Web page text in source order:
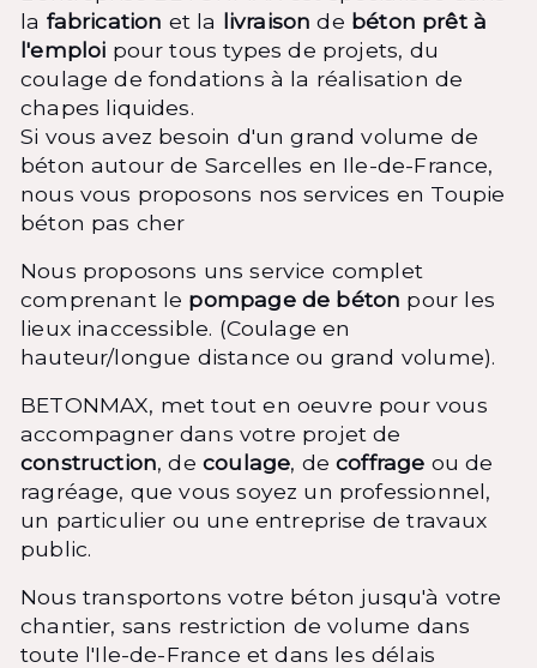
la fabrication et la livraisonde béton prêt à
l'emploi pour tous types de projets, du
coulage de fondations à la réalisation de
chapes liquides.
Si vous avez besoin d'un grand volume de
béton autour de Sarcelles en Ile-de-France,
nous vous proposons nos services en Toupie
béton pas cher
Nous proposons uns service complet
comprenant le pompage de béton pour les
lieux inaccessible. (Coulage en
hauteur/longue distance ou grand volume).
BETONMAX, met tout en oeuvre pour vous
accompagner dans votre projet de
construction, decoulage, decoffrage ou de
ragréage, que vous soyez un professionnel,
un particulier ou une entreprise de travaux
public.
Nous transportons votre béton jusqu'à votre
chantier, sans restriction de volume dans
toute l'Ile-de-France et dans les délais